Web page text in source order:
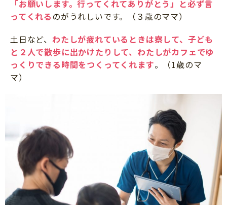
「お願いします。行ってくれてありがとう」と必ず言
ってくれるのがうれしいです。（３歳のママ）
土日など、 わたしが疲れているときは察して、子ども
と２人で散歩に出かけたりして、わたしがカフェでゆ
っくりできる時間をつくってくれます。（1歳のマ
マ）